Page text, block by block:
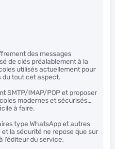
des messages
de clés préalablement à la
utilisés actuellement pour
du tout cet aspect.
SMTP/IMAP/POP et proposer
modernes et sécurisés…
à faire.
type WhatsApp et autres
la sécurité ne repose que sur
l’éditeur du service.